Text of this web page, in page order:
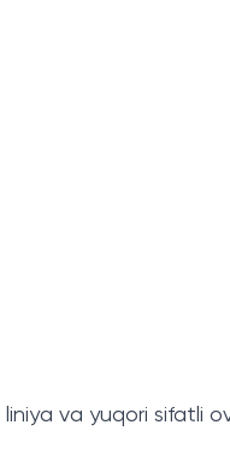
liniya va yuqori sifatli